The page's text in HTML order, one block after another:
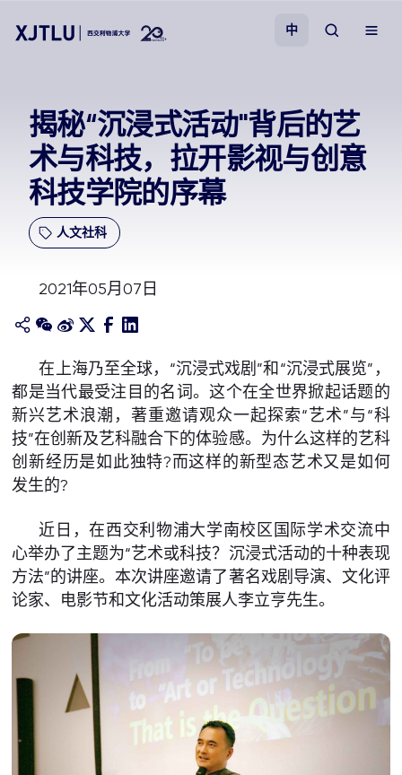
招生
科研
关于我们
中
揭秘“沉浸式活动"背后的艺
术与科技，拉开影视与创意
科技学院的序幕
人文社科
2021年05月07日
在上海乃至全球，“沉浸式戏剧”和“沉浸式展览”，
都是当代最受注目的名词。这个在全世界掀起话题的
新兴艺术浪潮，著重邀请观众一起探索“艺术”与“科
技”在创新及艺科融合下的体验感。为什么这样的艺科
创新经历是如此独特?而这样的新型态艺术又是如何
发生的?
近日，在西交利物浦大学南校区国际学术交流中
心举办了主题为“艺术或科技？沉浸式活动的十种表现
方法”的讲座。本次讲座邀请了著名戏剧导演、文化评
论家、电影节和文化活动策展人李立亨先生。